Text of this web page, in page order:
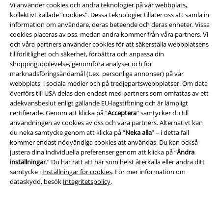
Vi använder cookies och andra teknologier på vår webbplats,
kollektivt kallade “cookies". Dessa teknologier tillåter oss att samla in
information om användare, deras beteende och deras enheter. Vissa
cookies placeras av oss, medan andra kommer från våra partners. Vi
och våra partners använder cookies för att säkerställa webbplatsens
tillförlitlighet och säkerhet, förbättra och anpassa din
shoppingupplevelse, genomföra analyser och för
marknadsföringsändamål (t.ex. personliga annonser) på vår
webbplats, i sociala medier och på tredjepartswebbplatser. Om data
överförs till USA delas den endast med partners som omfattas av ett
adekvansbeslut enligt gällande EU-lagstiftning och är lämpligt
certifierade. Genom att klicka på “Acceptera” samtycker du till
användningen av cookies av oss och våra partners. Alternativt kan
du neka samtycke genom att klicka på “Neka alla” – i detta fall
kommer endast nödvändiga cookies att användas. Du kan också
justera dina individuella preferenser genom att klicka på “Ändra
inställningar.” Du har rätt att när som helst återkalla eller ändra ditt
samtycke i Inställningar för cookies. För mer information om
dataskydd, besök Integritetspolicy.
Juridisk information/Villkor
Villkor
Om oss
Ladda ner villkoren
Avfallshantering och miljöskydd
Försäkran om överensstämmelse